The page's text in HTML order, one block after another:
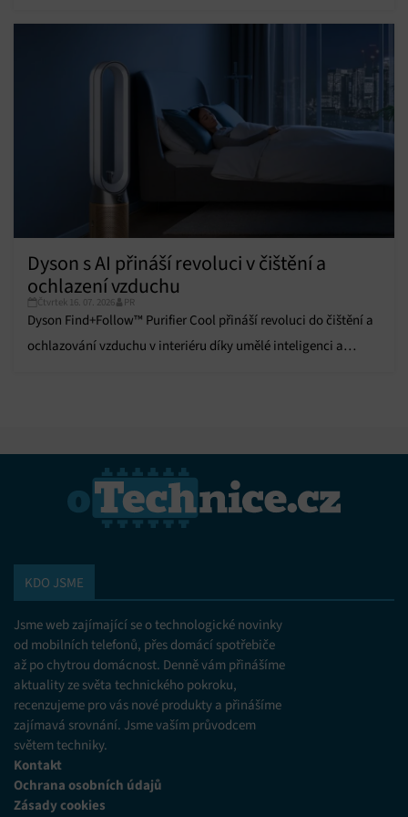
zobrazování reklamy a obsahu, Ukládání a sdělování
voleb ochrany osobních údajů.
Dyson s AI přináší revoluci v čištění a
ochlazení vzduchu
Čtvrtek 16. 07. 2026 PR
Dyson Find+Follow™ Purifier Cool přináší revoluci do čištění a
ochlazování vzduchu v interiéru díky umělé inteligenci a
KDO JSME
Jsme web zajímající se o technologické novinky
od mobilních telefonů, přes domácí spotřebiče
až po chytrou domácnost. Denně vám přinášíme
aktuality ze světa technického pokroku,
recenzujeme pro vás nové produkty a přinášíme
zajímavá srovnání. Jsme vaším průvodcem
světem techniky.
Kontakt
Ochrana osobních údajů
Zásady cookies